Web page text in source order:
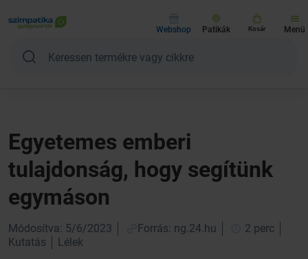
Webshop Patikák Kosár Menü
Egyetemes emberi
tulajdonság, hogy segítünk
egymáson
Módosítva: 5/6/2023 Forrás: ng.24.hu
2 perc
Kutatás
Lélek